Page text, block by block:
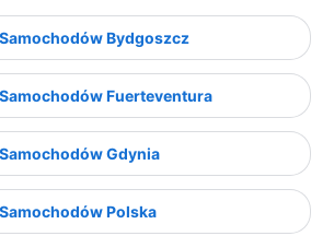
Bydgoszcz
Fuerteventura
Gdynia
Polska